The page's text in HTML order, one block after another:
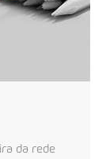
da rede